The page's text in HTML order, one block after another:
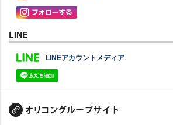
LINE
LINEアカウントメディア